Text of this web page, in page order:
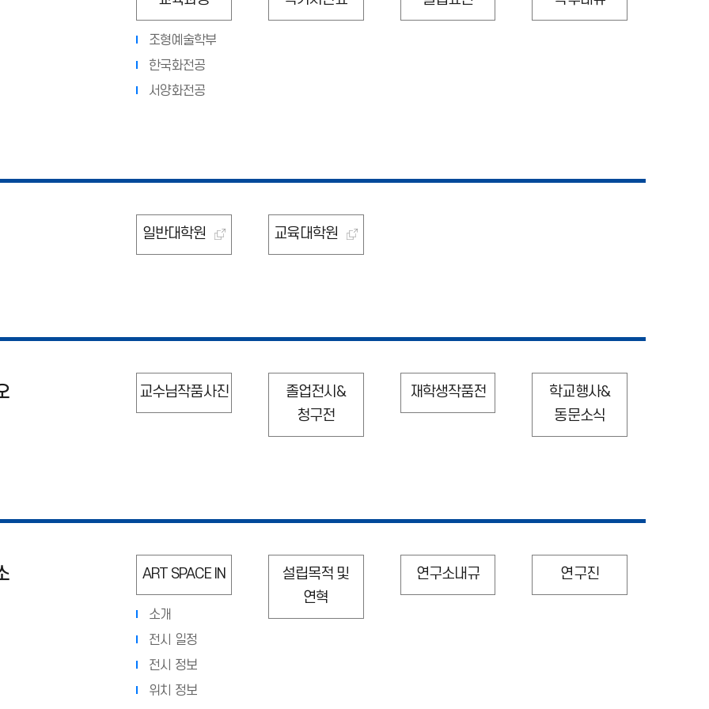
조형예술학부
한국화전공
서양화전공
일반대학원 교육대학원
교수님작품사진
졸업전시&
청구전
재학생작품전
학교행사&
동문소식
ART SPACE IN
소개
전시 일정
전시 정보
위치 정보
설립목적 및
연혁
연구소내규 연구진